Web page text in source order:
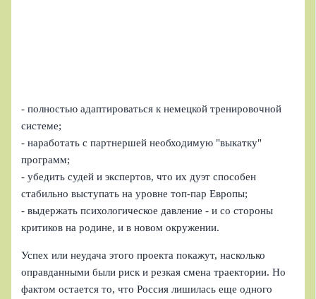
- полностью адаптироваться к немецкой тренировочной
системе;
- наработать с партнершей необходимую "выкатку"
программ;
- убедить судей и экспертов, что их дуэт способен
стабильно выступать на уровне топ‑пар Европы;
- выдержать психологическое давление - и со стороны
критиков на родине, и в новом окружении.
Успех или неудача этого проекта покажут, насколько
оправданными были риск и резкая смена траектории. Но
фактом остается то, что Россия лишилась еще одного